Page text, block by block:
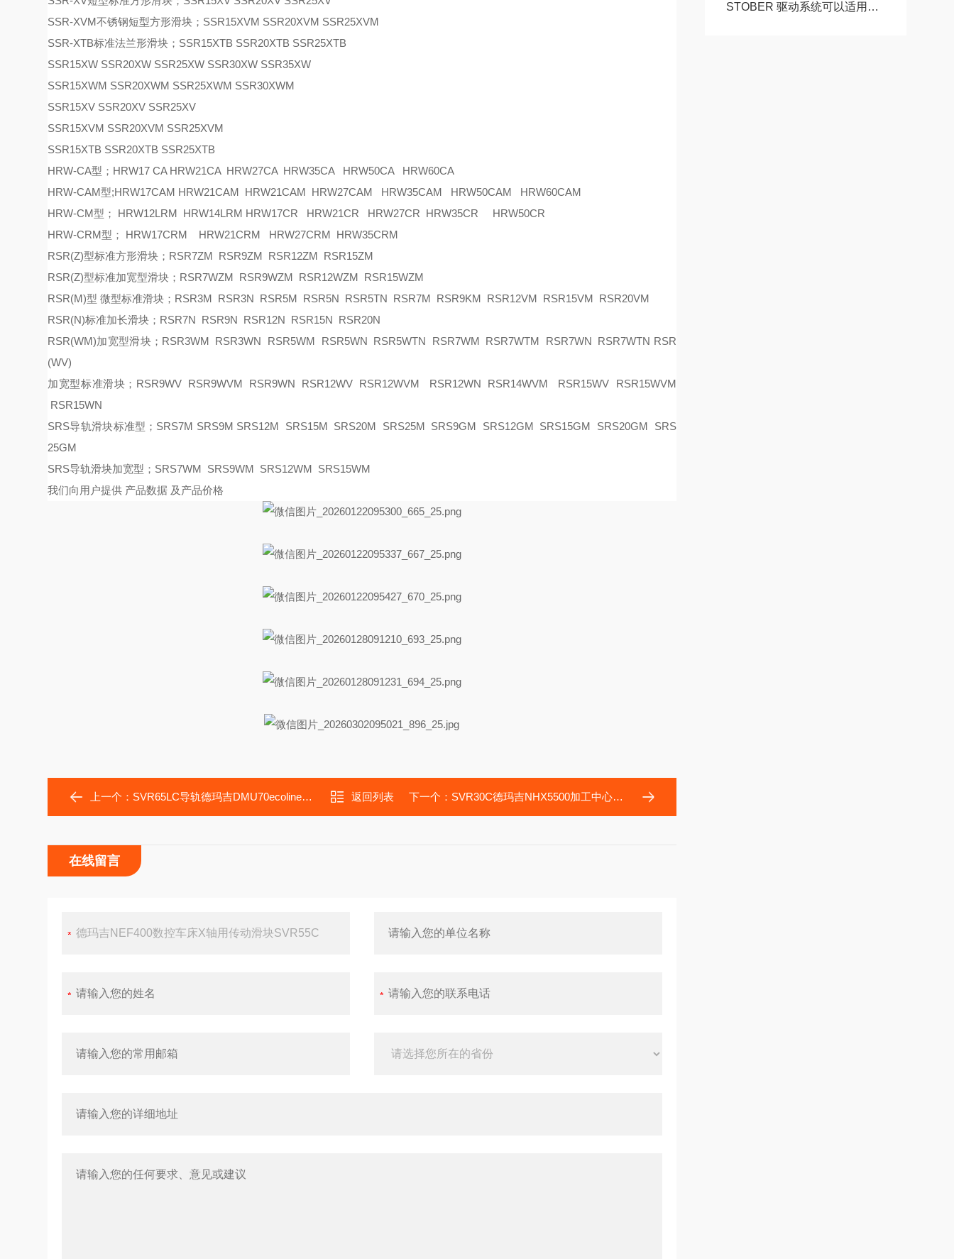
STOBER 驱动系统可以适用于配合精度高自由扩展 – 方案。 ‍
SSR-XVM不锈钢短型方形滑块；SSR15XVM SSR20XVM SSR25XVM
SSR-XTB标准法兰形滑块；SSR15XTB SSR20XTB SSR25XTB
SSR15XW SSR20XW SSR25XW SSR30XW SSR35XW
SSR15XWM SSR20XWM SSR25XWM SSR30XWM
SSR15XV SSR20XV SSR25XV
SSR15XVM SSR20XVM SSR25XVM
SSR15XTB SSR20XTB SSR25XTB
HRW-CA型；HRW17 CA HRW21CA HRW27CA HRW35CA HRW50CA HRW60CA
HRW-CAM型;HRW17CAM HRW21CAM HRW21CAM HRW27CAM HRW35CAM HRW50CAM HRW60CAM
HRW-CM型； HRW12LRM HRW14LRM HRW17CR HRW21CR HRW27CR HRW35CR HRW50CR
HRW-CRM型； HRW17CRM HRW21CRM HRW27CRM HRW35CRM
RSR(Z)型标准方形滑块；RSR7ZM RSR9ZM RSR12ZM RSR15ZM
RSR(Z)型标准加宽型滑块；RSR7WZM RSR9WZM RSR12WZM RSR15WZM
RSR(M)型 微型标准滑块；RSR3M RSR3N RSR5M RSR5N RSR5TN RSR7M RSR9KM RSR12VM RSR15VM RSR20VM
RSR(N)标准加长滑块；RSR7N RSR9N RSR12N RSR15N RSR20N
RSR(WM)加宽型滑块；RSR3WM RSR3WN RSR5WM RSR5WN RSR5WTN RSR7WM RSR7WTM RSR7WN RSR7WTN RSR
(WV)
加宽型标准滑块； RSR9WV RSR9WVM RSR9WN RSR12WV RSR12WVM RSR12WN RSR14WVM RSR15WV RSR15WVM
RSR15WN
SRS导轨滑块标准型；SRS7M SRS9M SRS12M SRS15M SRS20M SRS25M SRS9GM SRS12GM SRS15GM SRS20GM SRS
25GM
SRS导轨滑块加宽型；SRS7WM SRS9WM SRS12WM SRS15WM
我们向用户提供 产品数据 及产品价格
上一个： SVR65LC导轨德玛吉DMU70ecoline加工中心滑块SVR55LC 返回列表 下一个： SVR30C德玛吉NHX5500加工中心传动轴承SVR25C滑块
在线留言